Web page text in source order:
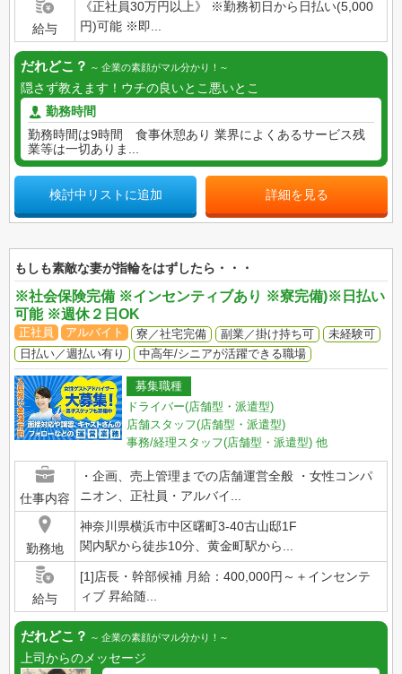
給与
《正社員30万円以上》 ※勤務初日から日払い(5,000
円)可能 ※即...
だれどこ？ 企業の素顔がマル分かり！
隠さず教えます！ウチの良いとこ悪いとこ
勤務時間
勤務時間は9時間 食事休憩あり 業界によくあるサービス残
業等は一切ありま...
検討中リストに追加 詳細を見る
もしも素敵な妻が指輪をはずしたら・・・
※社会保険完備 ※インセンティブあり ※寮完備)※日払い
可能 ※週休２日OK
正社員 アルバイト 寮／社宅完備 副業／掛け持ち可
未経験可
日払い／週払い有り
中高年/シニアが活躍できる職場
募集職種
ドライバー(店舗型・派遣型)
店舗スタッフ(店舗型・派遣型)
事務/経理スタッフ(店舗型・派遣型) 他
仕事内容
・企画、売上管理までの店舗運営全般 ・女性コンパ
ニオン、正社員・アルバイ...
勤務地
神奈川県横浜市中区曙町3-40古山邸1F
関内駅から徒歩10分、黄金町駅から...
給与
[1]店長・幹部候補 月給：400,000円～＋インセンテ
ィブ 昇給随...
だれどこ？ 企業の素顔がマル分かり！
上司からのメッセージ